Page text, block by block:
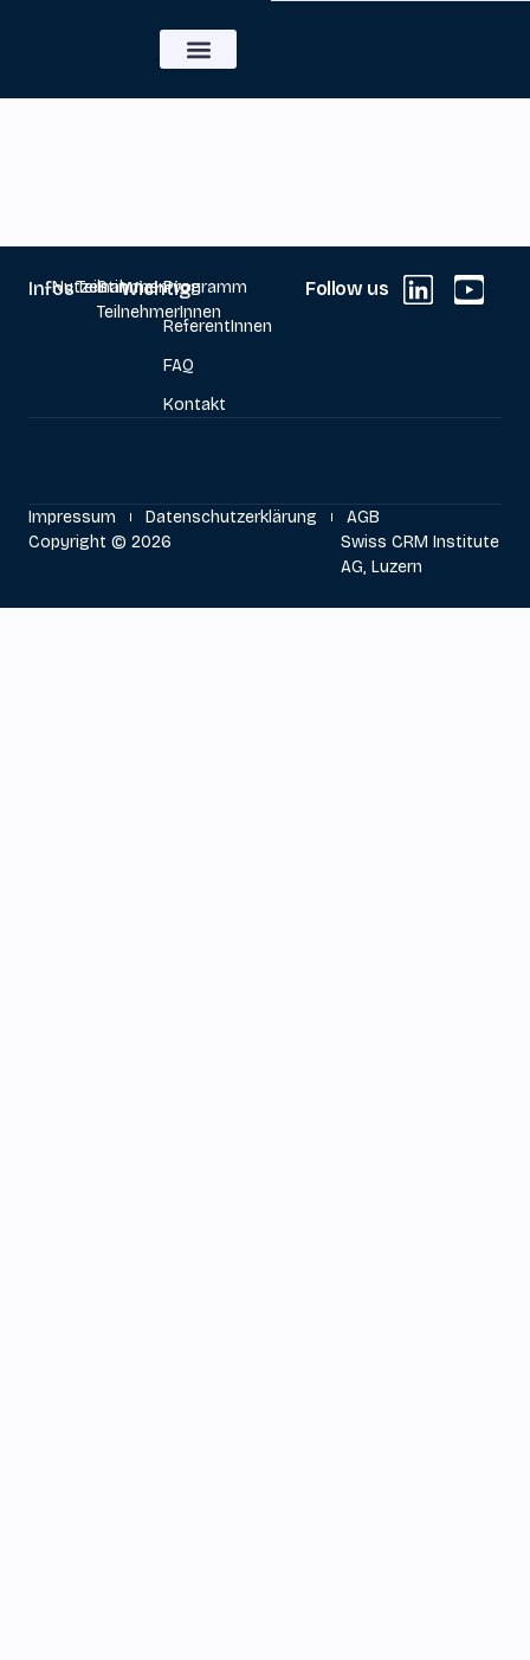
InfosNutzen
Teilnahme
Stimmen von
TeilnehmerInnen
WichtigProgramm
ReferentInnen
FAQ
Kontakt
Follow us
Copyright © 2026
Swiss CRM Institute
AG, Luzern
Impressum Datenschutzerklärung AGB